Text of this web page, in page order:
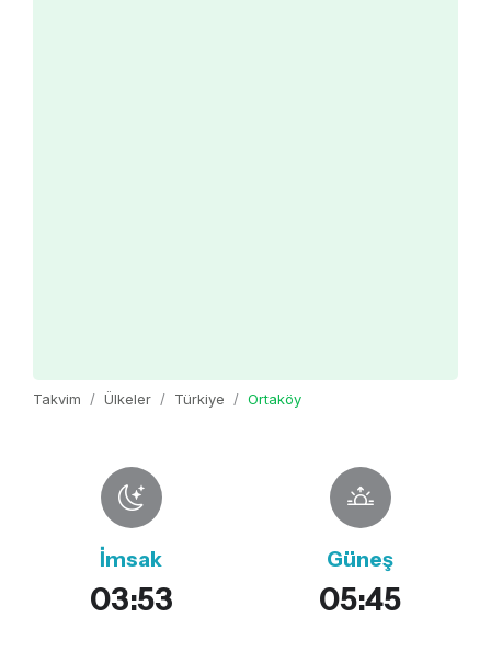
Takvim Ülkeler Türkiye Ortaköy
İmsak
03:53
Güneş
05:45